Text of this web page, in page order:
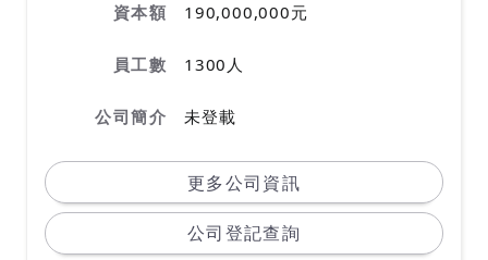
資本額 190,000,000元
員工數 1300人
公司簡介 未登載
更多公司資訊
公司登記查詢